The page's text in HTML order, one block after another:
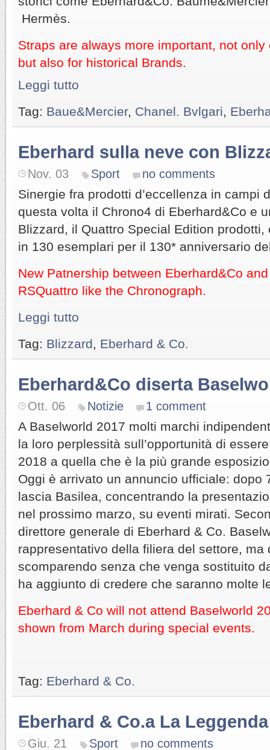
Hermès.
Straps are always more important, not
but also for historical Brands.
Leggi tutto
Tag: Baue&Mercier, Chanel. Bvlgari
Eberhard sulla neve con
Nov. 03 Sport no comments
Sinergie fra prodotti d’eccellenza in campi
questa volta il Chrono4 di Eberhard&Co e
Blizzard, il Quattro Special Edition
in 130 esemplari per il 130* anniversario
New Patnership between Eberhard&Co
RSQuattro like the Chronograph.
Leggi tutto
Tag: Blizzard Eberhard & Co.
Eberhard&Co diserta
Ott. 06 Notizie 1 comment
A Baselworld 2017 molti marchi
la loro perplessità sull’opportunità di
2018 a quella che è la più grande
Oggi è arrivato un annuncio ufficiale: dopo
lascia Basilea, concentrando la
nel prossimo marzo, su eventi mirati.
direttore generale di Eberhard & Co.
rappresentativo della filiera del settore, ma
scomparendo senza che venga sostituito
ha aggiunto di credere che saranno molte
Eberhard & Co will not attend Baselworld
shown from March during special events.
Tag: Eberhard & Co.
Eberhard & Co.a La
Giu. 21 Sport no comments